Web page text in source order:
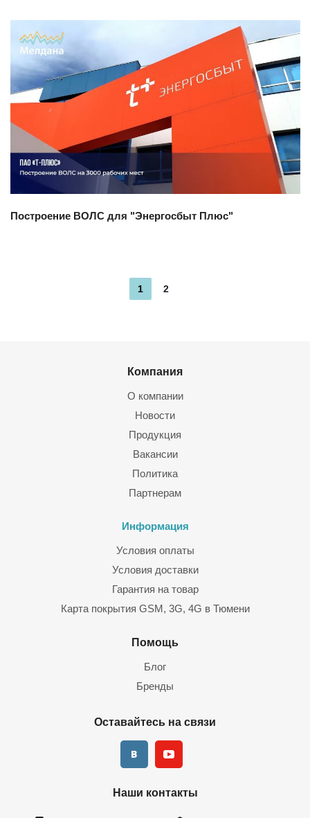
Смотреть проект
Построение ВОЛС для "Энергосбыт Плюс"
1 2
Компания
О компании
Новости
Продукция
Вакансии
Политика
Партнерам
Информация
Условия оплаты
Условия доставки
Гарантия на товар
Карта покрытия GSM, 3G, 4G в Тюмени
Помощь
Блог
Бренды
Оставайтесь на связи
Наши контакты